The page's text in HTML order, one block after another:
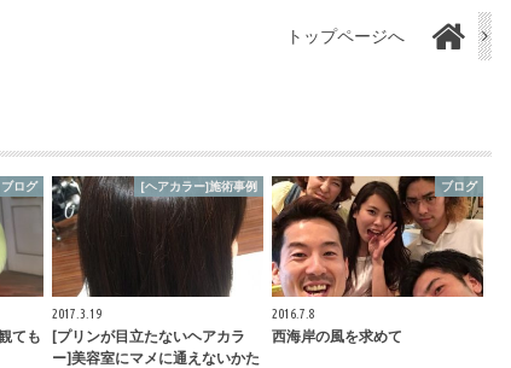
トップページへ
ブログ
ても
[ヘアカラー]施術事例
2017.3.19
[プリンが目立たないヘアカラ
ー]美容室にマメに通えないかた
ブログ
2016.7.8
西海岸の風を求めて